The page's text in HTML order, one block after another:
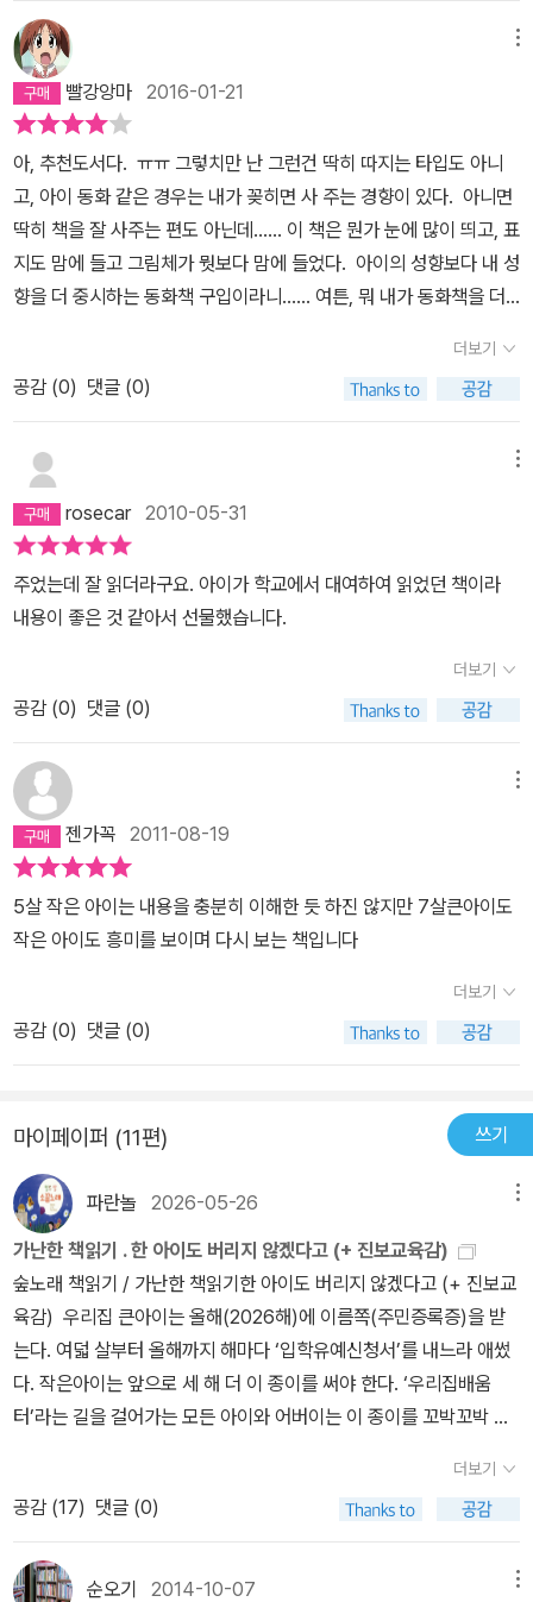
빨강앙마 2016-01-21
아, 추천도서다. ㅠㅠ 그렇치만 난 그런건 딱히 따지는 타입도 아니
고, 아이 동화 같은 경우는 내가 꽂히면 사 주는 경향이 있다. 아니면
딱히 책을 잘 사주는 편도 아닌데...... 이 책은 뭔가 눈에 많이 띄고, 표
지도 맘에 들고 그림체가 뭣보다 맘에 들었다. 아이의 성향보다 내 성
향을 더 중시하는 동화책 구입이라니...... 여튼, 뭐 내가 동화책을 더
밀. 진심 우리 딸램 책 안 읽음...ㅋㅋㅋㅋㅋ 억지로 읽으라고 강요하
고 싶지도 않고 말이지.여튼, 그래서 이 책을 직접 사서 읽었는데......
알고보니 <초강력 아빠팬티>의 작가였다. 그러고보니 느낌이 좀 비
슷한 것도 같긴 한데, 문제는 왜 이책이 추천도서일까? 무지 고민이
알몸으로 학교간 날인데...... 작가의 의도를 파악하지 못해서 심히 당
황스럽다고 해야할까? 뭐 그렇다. 아빠가 급하게 학교를 데려다 주는
바람에 빨간장화에 가방만 덜렁 멘... 진심 홀딱벗고 학교 간 아이 이
야긴데..... 문제는 아무도 아이가 홀딱 벗고 왔다고 손가락질 하거나
놀리지 않는다. 그래, 그런건 좋은거지. 친구가 다른 행동을 하고 왔
다고해서 놀리거나 하는건 좋은 게 아니니까. 그래도 한번쯤 '너 왜
마치, 이곳의 아이들과 선생님들은 알몸으로 왔는데도 아무렇치 않게
대하고 묻지도 않는다. 어떤면에서는 부끄러워할 친구를 위해 모른
척 해준다는 사실에 뭔가 대단한 의미가 있지 않나? 라는 생각을 좀
했다. 특히 자신과 틀린게 아니라 다름을 인식하고 그 다름을 받아들
이는 아이들에 대해서 제법 괜찮게 생각한 느낌. 어쩌면 장애를 가진
이들에 대한 시선으로 나혼자 막 나름 해석하고 별 쇼를 다 했네 그
다르게 홀딱 벗고 등교한 것에 대해선 뭐라도 말이 있어야 하는거 아
닌가? 그건 어쩌면 무관심이 아닐까? 이건 분명 무관심인데..... 라
는 생각도 들고..... 작가의 발상의 전환은 좋으나, 도통 어떤 의도고
냥 그대로 받아 들이면 되는건가?알몸으로 학교 간 아이의 특이한 날
을 기억하는 거. 그걸로 충분한 건가? 아니면, 그 속에서 의미하고
있는 뭔가를 찾아 내야 하는건가?이거 참.. 추천도서라는데 어떤의미
의 추천도서라는 건지 혹시 아시는분? ㅠㅠ 이 책의 느낌을 내가 제
대로 이해한건지 어떤건지 모르겠다.요새는 어째 동화가 더 심오하고
생각이 깊어지는 것이.... 리뷰가 더 길어 동화리뷰가..ㅋㅋㅋ아, 어렵
다. 동화책이 더 어려바. ㅠㅠ
더보기
공감 (0) 댓글 (0)
rosecar2010-05-31
주었는데 잘 읽더라구요. 아이가 학교에서 대여하여 읽었던 책이라
내용이 좋은 것 같아서 선물했습니다.
더보기
공감 (0) 댓글 (0)
젠가꼭 2011-08-19
5살 작은 아이는 내용을 충분히 이해한 듯 하진 않지만 7살큰아이도
작은 아이도 흥미를 보이며 다시 보는 책입니다
더보기
공감 (0) 댓글 (0)
마이페이퍼 (11편) 쓰기
파란놀 2026-05-26
가난한 책읽기 . 한 아이도 버리지 않겠다고 (+ 진보교육감)
숲노래 책읽기 / 가난한 책읽기한 아이도 버리지 않겠다고 (+ 진보교
육감) 우리집 큰아이는 올해(2026해)에 이름쪽(주민증록증)을 받
는다. 여덟 살부터 올해까지 해마다 ‘입학유예신청서’를 내느라 애썼
다. 작은아이는 앞으로 세 해 더 이 종이를 써야 한다. ‘우리집배움
터’라는 길을 걸어가는 모든 아이와 어버이는 이 종이를 꼬박꼬박 써
소년’이라든지 ‘학교밖 청소년’이라는 이름을 붙인다. 얼핏 보면 ‘학교
밖’이 맞다만, 이런 이름을 굳이 붙이려 한다면, 집에서 스스로 배우지
않는 아이들은 ‘집밖’인 셈 아닌가. 요즈음 어린이하고 푸름이는 언제
집에 발붙을 수 있는가. 숱한 어린이와 푸름이는 여덟 살이 되기 앞서
더보기
공감 (17) 댓글 (0)
순오기 2014-10-07